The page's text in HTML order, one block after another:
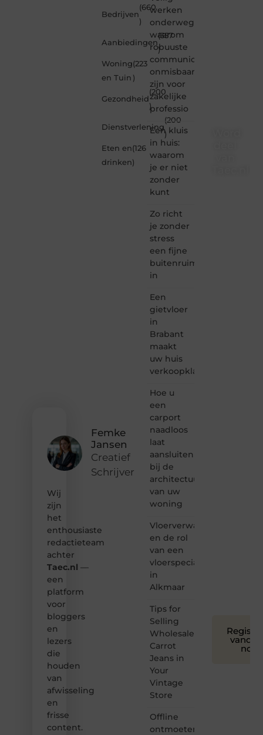
Femke
Jansen
Creatief
Schrijver
Wij
zijn
het
enthousiaste
redactieteam
achter
Taec.nl —
een
platform
voor
bloggers
en
lezers
die
houden
van
afwisseling
en
frisse
content.
Bedrijven
(660
)
Aanbiedingen
(357
)
Woning
en Tuin
(223
)
Gezondheid
(200
)
Dienstverlening
(200
)
Eten en
drinken
(126
)
werken
onderweg:
waarom
robuuste
communicatiemiddelen
onmisbaar
zijn voor
zakelijke
professio
Een kluis
in huis:
waarom
je er niet
zonder
kunt
Zo richt
je zonder
stress
een fijne
buitenruimte
in
Een
gietvloer
in
Brabant
maakt
uw huis
verkoopklaar
Hoe u
een
carport
naadloos
laat
aansluiten
bij de
architectuur
van uw
woning
Vloerverwarming
en de rol
van een
vloerspecialist
in
Alkmaar
Tips for
Selling
Wholesale
Carrot
Jeans in
Your
Vintage
Store
Offline
ontmoeten
nog